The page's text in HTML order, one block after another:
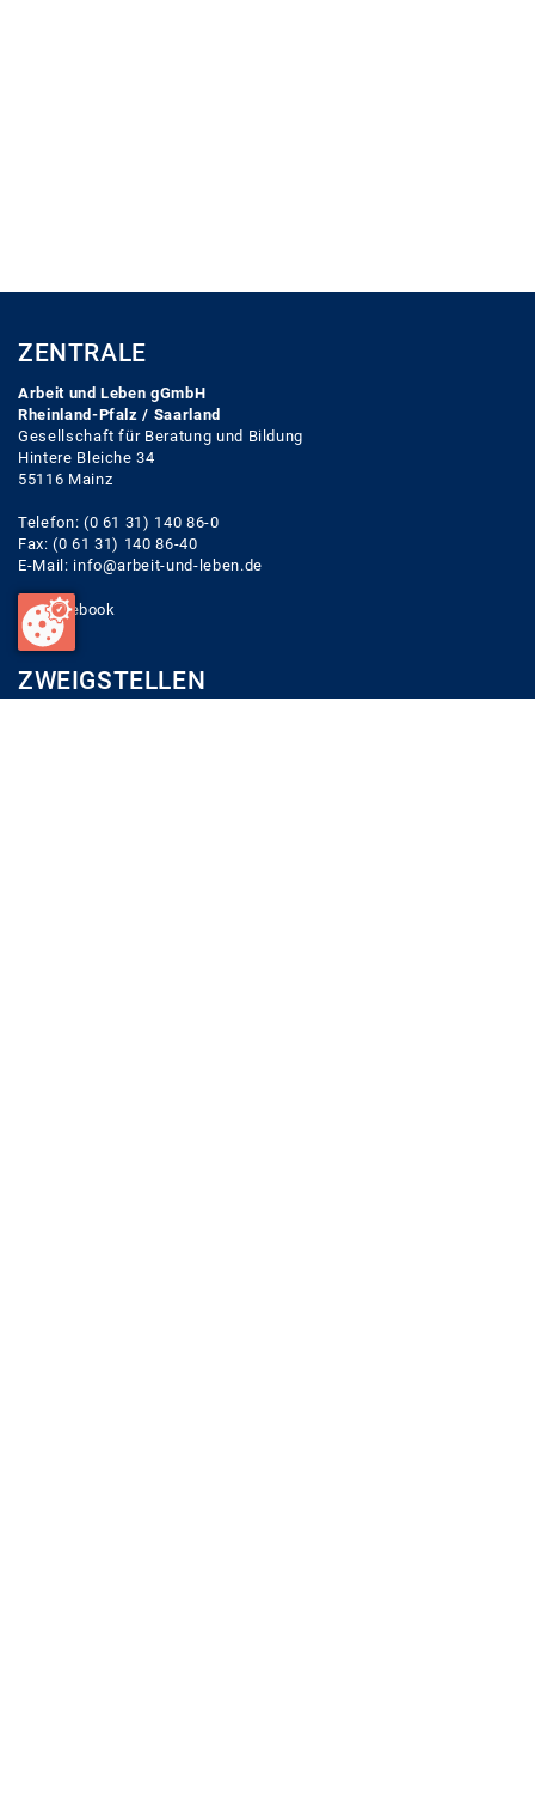
ZENTRALE
Arbeit und Leben gGmbH
Rheinland-Pfalz / Saarland
Gesellschaft für Beratung und Bildung
Hintere Bleiche 34
55116 Mainz
Telefon: (0 61 31) 140 86-0
Fax: (0 61 31) 140 86-40
E-Mail: info@arbeit-und-leben.de
Facebook
ZWEIGSTELLEN